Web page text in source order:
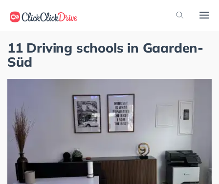
11 Driving schools in Gaarden-
Süd